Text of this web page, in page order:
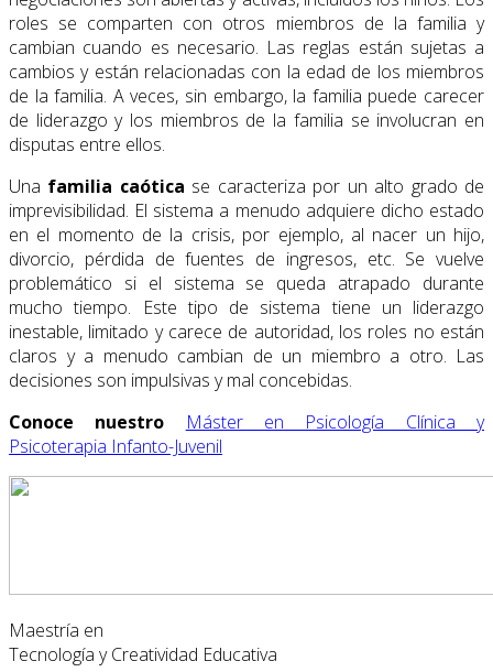
roles se comparten con otros miembros de la familia y
cambian cuando es necesario. Las reglas están sujetas a
cambios y están relacionadas con la edad de los miembros
de la familia. A veces, sin embargo, la familia puede carecer
de liderazgo y los miembros de la familia se involucran en
disputas entre ellos.
Una familia caótica se caracteriza por un alto grado de
imprevisibilidad. El sistema a menudo adquiere dicho estado
en el momento de la crisis, por ejemplo, al nacer un hijo,
divorcio, pérdida de fuentes de ingresos, etc. Se vuelve
problemático si el sistema se queda atrapado durante
mucho tiempo. Este tipo de sistema tiene un liderazgo
inestable, limitado y carece de autoridad, los roles no están
claros y a menudo cambian de un miembro a otro. Las
decisiones son impulsivas y mal concebidas.
Conoce nuestro
Máster en Psicología Clínica y
Psicoterapia Infanto-Juvenil
Maestría en
Tecnología y Creatividad Educativa